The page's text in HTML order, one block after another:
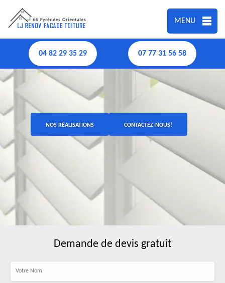
MENU
04 82 29 35 29 07 77 31 56 58
NOS RÉALISATIONS CONTACTEZ-NOUS!
Demande de devis gratuit